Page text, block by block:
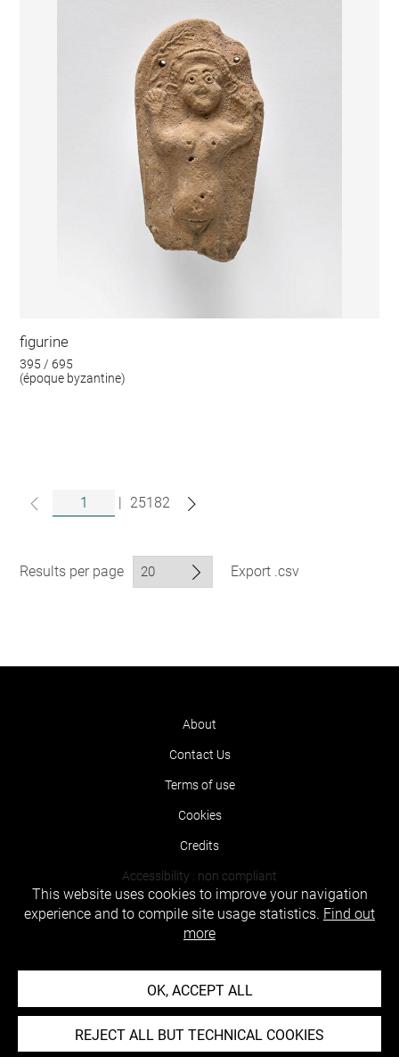
figurine
395 / 695
(époque byzantine)
| 25182
Results per page Export .csv
About
Contact Us
Terms of use
Cookies
Credits
Accessibility : non compliant
This website uses cookies to improve your navigation
experience and to compile site usage statistics. Find out
more
OK, ACCEPT ALL
REJECT ALL BUT TECHNICAL COOKIES